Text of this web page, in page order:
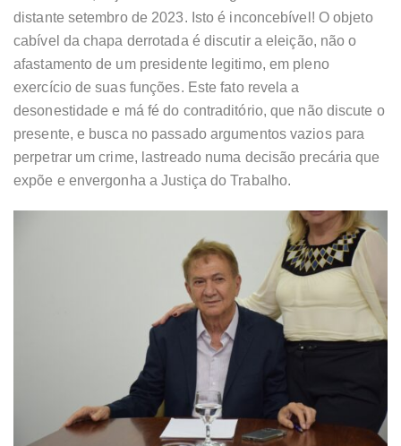
distante setembro de 2023. Isto é inconcebível! O objeto
cabível da chapa derrotada é discutir a eleição, não o
afastamento de um presidente legitimo, em pleno
exercício de suas funções. Este fato revela a
desonestidade e má fé do contraditório, que não discute o
presente, e busca no passado argumentos vazios para
perpetrar um crime, lastreado numa decisão precária que
expõe e envergonha a Justiça do Trabalho.